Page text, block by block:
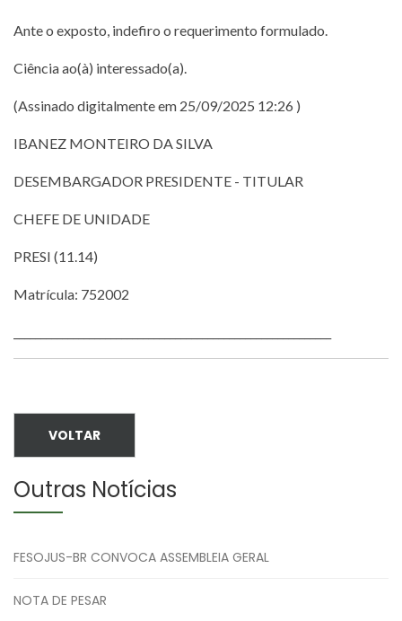
Ante o exposto, indefiro o requerimento formulado.
Ciência ao(à) interessado(a).
(Assinado digitalmente em 25/09/2025 12:26 )
IBANEZ MONTEIRO DA SILVA
DESEMBARGADOR PRESIDENTE - TITULAR
CHEFE DE UNIDADE
PRESI (11.14)
Matrícula: 752002
VOLTAR
Outras Notícias
FESOJUS-BR CONVOCA ASSEMBLEIA GERAL
NOTA DE PESAR